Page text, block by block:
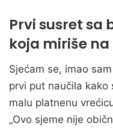
Prvi susret sa
koja miriše
Sjećam se, imao
prvi put naučila kako
malu platnenu
„Ovo sjeme nije